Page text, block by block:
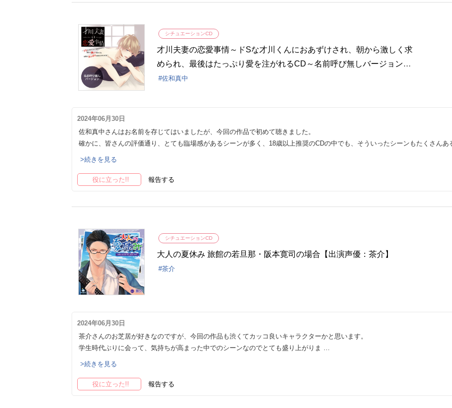
シチュエーションCD
才川夫妻の恋愛事情～ドSな才川くんにおあずけされ、朝から激しく求
められ、最後はたっぷり愛を注がれるCD～名前呼び無しバージョン
【出演声優：佐和真中】
佐和真中
2024年06月30日
佐和真中さんはお名前を存じてはいましたが、今回の作品で初めて聴きました。
確かに、皆さんの評価通り、とても臨場感があるシーンが多く、18歳以上推奨のCDの中でも、そういったシーンもたくさん
>続きを見る
役に立った!! 報告する
シチュエーションCD
大人の夏休み 旅館の若旦那・阪本寛司の場合【出演声優：茶介】
茶介
2024年06月30日
茶介さんのお芝居が好きなのですが、今回の作品も渋くてカッコ良いキャラクターかと思います。
学生時代ぶりに会って、気持ちが高まった中でのシーンなのでとても盛り上がりま …
>続きを見る
役に立った!! 報告する